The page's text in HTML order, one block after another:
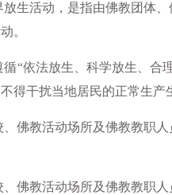
活动，是指由佛教团体、
。
依法放生、科学放生、合
得干扰当地居民的正常生
教活动场所及佛教教职人
教活动场所及佛教教职人